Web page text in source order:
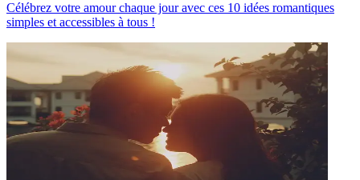
Célébrez votre amour chaque jour avec ces 10 idées romantiques
simples et accessibles à tous !